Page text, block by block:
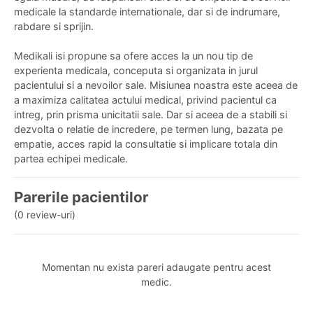
medicale la standarde internationale, dar si de indrumare,
rabdare si sprijin.
Medikali isi propune sa ofere acces la un nou tip de
experienta medicala, conceputa si organizata in jurul
pacientului si a nevoilor sale. Misiunea noastra este aceea de
a maximiza calitatea actului medical, privind pacientul ca
intreg, prin prisma unicitatii sale. Dar si aceea de a stabili si
dezvolta o relatie de incredere, pe termen lung, bazata pe
empatie, acces rapid la consultatie si implicare totala din
partea echipei medicale.
Parerile pacientilor
(0 review-uri)
Momentan nu exista pareri adaugate pentru acest
medic.